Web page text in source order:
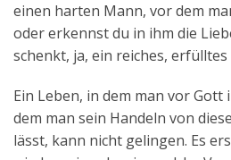
einen harten Mann, vor dem
oder erkennst du in ihm die
schenkt, ja, ein reiches, erfülltes
Ein Leben, in dem man vor
dem man sein Handeln von
lässt, kann nicht gelingen. Es